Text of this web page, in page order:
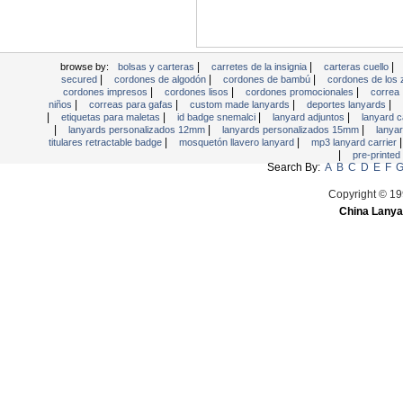
MP3 Lanyard Carrier
Novedad Logo Lanyards
Off-set Print acollador
Placas de Nombre
Planas Eslingas Tubulares
browse by: bolsas y carteras carretes de la insignia carteras cuello
secured cordones de algodón cordones de bambú
cordones de los
cordones impresos
cordones lisos cordones promocionales correa
niños correas para gafas custom made lanyards deportes lanyards
etiquetas para maletas id badge snemalci lanyard adjuntos lanyard
lanyards personalizados 12mm lanyards personalizados 15mm
titulares retractable badge
mosquetón llavero lanyard mp3 lanyard carrier
pre-
Search By: A B C D E F G
Copyright ©
China